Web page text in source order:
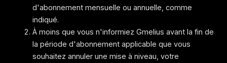
d'abonnement mensuelle ou annuelle, comme
indiqué.
À moins que vous n'informiez Gmelius avant la fin de
la période d'abonnement applicable que vous
souhaitez annuler une mise à niveau, votre